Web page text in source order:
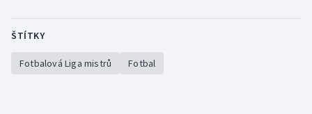
ŠTÍTKY
Fotbalová Liga mistrů Fotbal